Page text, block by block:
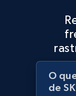
URL, Product
Currency,
1.1K+
O
de